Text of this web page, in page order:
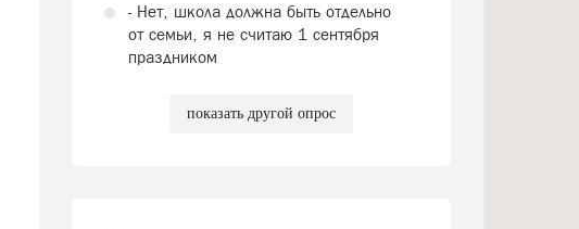
- Нет, школа должна быть отдельно
от семьи, я не считаю 1 сентября
праздником
показать другой опрос